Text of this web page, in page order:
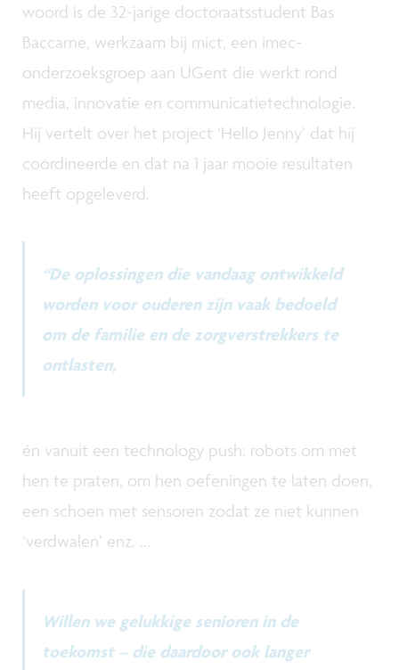
woord is de 32-jarige doctoraatsstudent Bas
Baccarne, werkzaam bij mict, een imec-
onderzoeksgroep aan UGent die werkt rond
media, innovatie en communicatietechnologie.
Hij vertelt over het project ‘Hello Jenny’ dat hij
coördineerde en dat na 1 jaar mooie resultaten
heeft opgeleverd.
“De oplossingen die vandaag ontwikkeld
worden voor ouderen zijn vaak bedoeld
om de familie en de zorgverstrekkers te
ontlasten,
én vanuit een technology push: robots om met
hen te praten, om hen oefeningen te laten doen,
een schoen met sensoren zodat ze niet kunnen
‘verdwalen’ enz. ...
Willen we gelukkige senioren in de
toekomst – die daardoor ook langer